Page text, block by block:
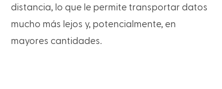
distancia, lo que le permite transportar datos
mucho más lejos y, potencialmente, en
mayores cantidades.